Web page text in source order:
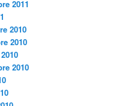
2011
2010
2010
2010